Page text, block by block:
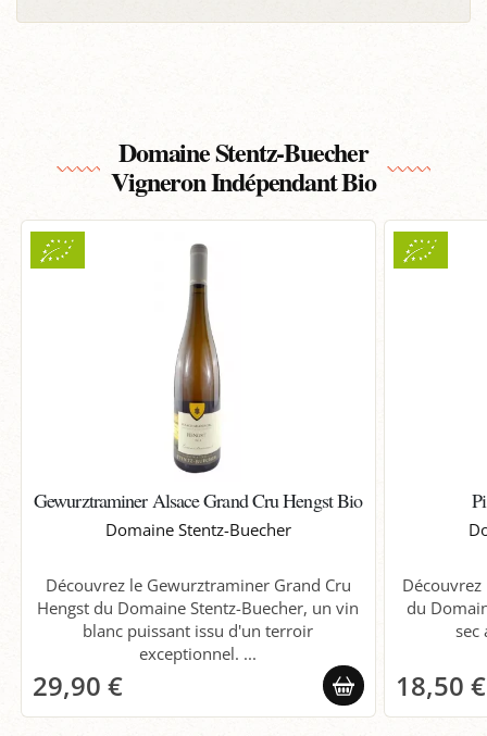
Domaine Stentz-Buecher
Vigneron Indépendant Bio
Gewurztraminer Alsace Grand Cru Hengst Bio
Domaine Stentz-Buecher
Découvrez le Gewurztraminer Grand Cru
Hengst du Domaine Stentz-Buecher, un vin
blanc puissant issu d'un terroir
exceptionnel. ...
29,90 €
du
sec
18,50 €